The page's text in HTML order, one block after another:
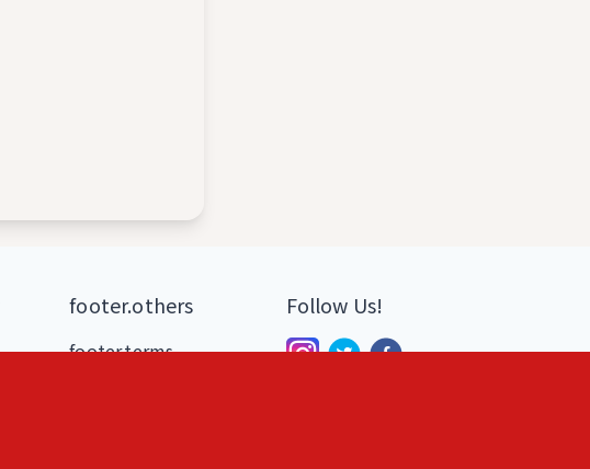
footer.others
footer.terms
Follow Us!